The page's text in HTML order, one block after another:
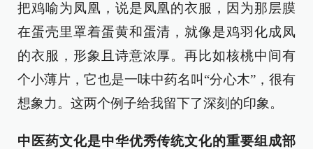
把鸡喻为凤凰，说是凤凰的衣服，因为那层膜
在蛋壳里罩着蛋黄和蛋清，就像是鸡羽化成凤
的衣服，形象且诗意浓厚。再比如核桃中间有
个小薄片，它也是一味中药名叫“分心木”，很有
想象力。这两个例子给我留下了深刻的印象。
中医药文化是中华优秀传统文化的重要组成部